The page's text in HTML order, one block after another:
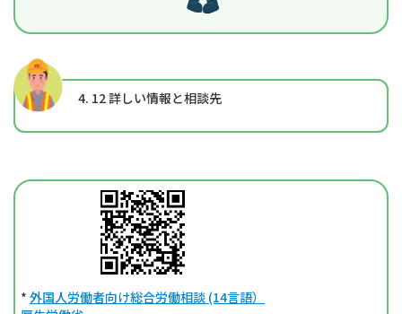
4. 12詳しい情報と相談先
* 外国人労働者向け総合労働相談 (14言語）